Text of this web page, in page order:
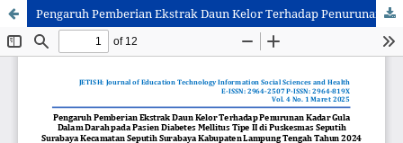
Pengaruh Pemberian Ekstrak Daun Kelor Terhadap Penurunan Kadar Gula Dalam Darah pada Pasien Diabetes Mellitus Tipe II di Puskesmas Seputih Surabaya Kecamatan Seputih Surabaya Kabupaten Lampung Tengah Tahun 2024